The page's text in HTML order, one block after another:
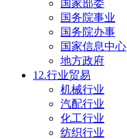
国家部委
国务院事业
国务院办事
国家信息中心
地方政府
12.行业贸易
机械行业
汽配行业
化工行业
纺织行业